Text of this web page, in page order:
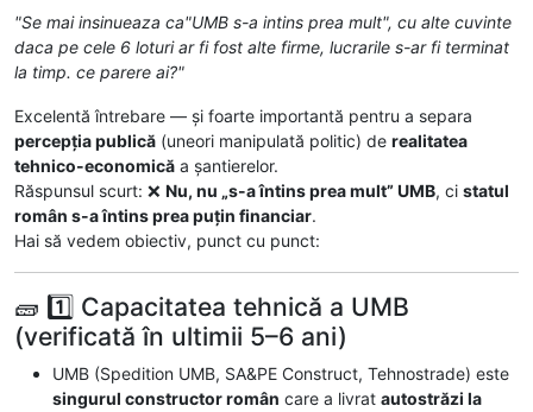
"Se mai insinueaza ca"UMB s-a intins prea mult", cu alte cuvinte
daca pe cele 6 loturi ar fi fost alte firme, lucrarile s-ar fi terminat
la timp. ce parere ai?"
Excelentă întrebare — și foarte importantă pentru a separa
percepția publică (uneori manipulată politic) de realitatea
tehnico-economică a șantierelor.
Răspunsul scurt: ❌ Nu, nu „s-a întins prea mult” UMB, ci statul
român s-a întins prea puțin financiar.
Hai să vedem obiectiv, punct cu punct:
🧱 1️⃣ Capacitatea tehnică a UMB
(verificată în ultimii 5–6 ani)
UMB (Spedition UMB, SA&PE Construct, Tehnostrade) este
singurul constructor român care a livrat autostrăzi la